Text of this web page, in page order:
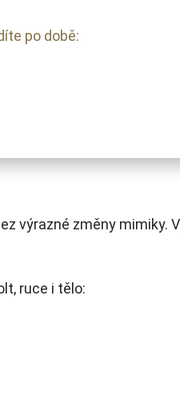
po době:
výrazné změny mimiky.
ruce i tělo: